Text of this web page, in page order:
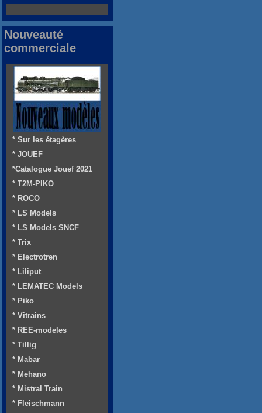
Nouveauté
commerciale
* Sur les étagères
* JOUEF
*Catalogue Jouef 2021
* T2M-PIKO
* ROCO
* LS Models
* LS Models SNCF
* Trix
* Electrotren
* Liliput
* LEMATEC Models
* Piko
* Vitrains
* REE-modeles
* Tillig
* Mabar
* Mehano
* Mistral Train
* Fleischmann